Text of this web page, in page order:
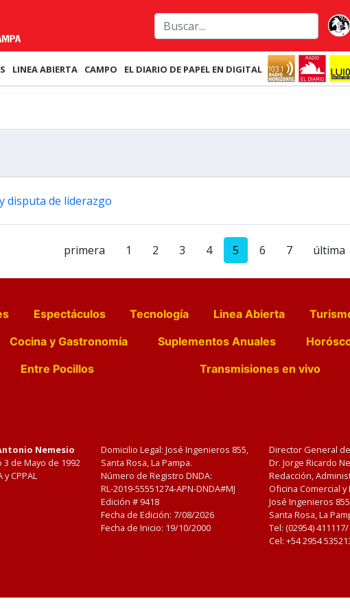
LINEA ABIERTA CAMPO EL DIARIO DE PAPEL EN DIGITAL
disputa de liderazgo
primera 1 2 3 4 5 6 7 última
Espectáculos Tecnología Linea Abierta
Cocina y Gastronomía Suplementos Anuales
Entre Pocillos Transmisiones en vivo
Nemesio
de Mayo de 1992
y CPPAL
Domicilio Legal: José Ingenieros 855,
Santa Rosa, La Pampa.
Número de Registro DNDA:
RL-2019-55551274-APN-DNDA#MJ
Edición # 9418
Fecha de Edición: 7/08/2026
Fecha de Inicio: 19/10/2000
Director General
Dr. Jorge Ricardo
Redacción,
Oficina Comercial
José Ingenieros
Santa Rosa, La
Tel: (02954)
Cel: +54 2954